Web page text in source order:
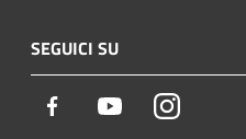
SEGUICI SU
Facebook YoutubeInstagram